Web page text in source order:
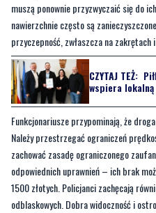
muszą ponownie przyzwyczaić się do
nawierzchnie często są
przyczepność, zwłaszcza na zakrętach
CZYTAJ TEŻ:
wspiera
Funkcjonariusze przypominają, że
Należy przestrzegać ograniczeń
zachować zasadę ograniczonego
odpowiednich uprawnień – ich brak
1500 złotych. Policjanci zachęcają
odblaskowych. Dobra widoczność i